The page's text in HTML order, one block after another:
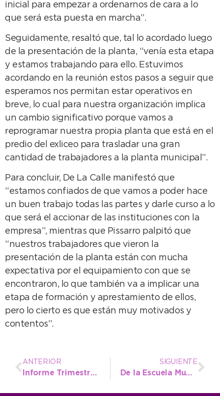
inicial para empezar a ordenarnos de cara a lo
que será esta puesta en marcha”.
Seguidamente, resaltó que, tal lo acordado luego
de la presentación de la planta, “venía esta etapa
y estamos trabajando para ello. Estuvimos
acordando en la reunión estos pasos a seguir que
esperamos nos permitan estar operativos en
breve, lo cual para nuestra organización implica
un cambio significativo porque vamos a
reprogramar nuestra propia planta que está en el
predio del exliceo para trasladar una gran
cantidad de trabajadores a la planta municipal”.
Para concluir, De La Calle manifestó que
“estamos confiados de que vamos a poder hace
un buen trabajo todas las partes y darle curso a lo
que será el accionar de las instituciones con la
empresa”, mientras que Pissarro palpitó que
“nuestros trabajadores que vieron la
presentación de la planta están con mucha
expectativa por el equipamiento con que se
encontraron, lo que también va a implicar una
etapa de formación y aprestamiento de ellos,
pero lo cierto es que están muy motivados y
contentos”.
ANTERIOR
Informe Trimestral de la Oficina Municipal de Información al Consumidor (OMIC)
SIGUIENTE
De la Escuela Municipal a integrar el equipo técnico de Buenos Aires en la primera edición de los Juegos JADAR